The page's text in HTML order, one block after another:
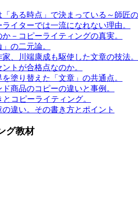
ある時点」で決まっている～師匠
イターでは一流になれない理由。
－コピーライティングの真実。
の二元論。
、川端康成も駆使した文章の技法。
トが合格点なのか。
塗り替えた「文章」の共通点。
商品のコピーの違いと事例。
コピーライティング。
違い。その書き方とポイント
グ教材